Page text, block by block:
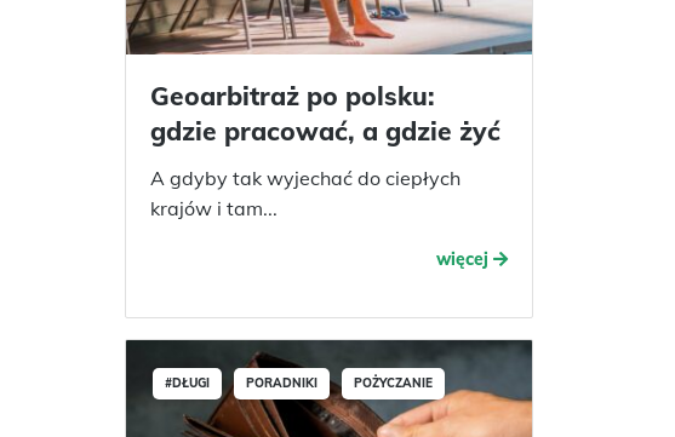
Geoarbitraż po polsku:
gdzie pracować, a gdzie żyć
A gdyby tak wyjechać do ciepłych
krajów i tam...
więcej
#DŁUGI PORADNIKI POŻYCZANIE